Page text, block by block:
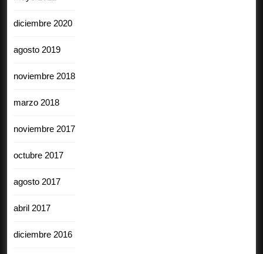
diciembre 2020
agosto 2019
noviembre 2018
marzo 2018
noviembre 2017
octubre 2017
agosto 2017
abril 2017
diciembre 2016